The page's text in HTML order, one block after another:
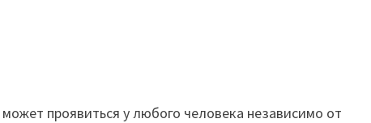
проявиться у любого человека независимо от